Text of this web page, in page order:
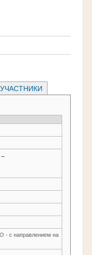
УЧАСТНИКИ
→
направлением на